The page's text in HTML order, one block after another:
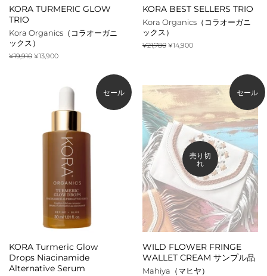
KORA TURMERIC GLOW
TRIO
Kora Organics（コラオーガニ
ックス）
通
¥19,910 販
¥13,900
KORA BEST SELLERS TRIO
Kora Organics（コラオーガニ
ックス）
通
¥21,780 販
¥14,900
セール
KORA Turmeric Glow
Drops Niacinamide
Alternative Serum
セール
売り切
れ
WILD FLOWER FRINGE
WALLET CREAM サンプル品
Mahiya（マヒヤ）